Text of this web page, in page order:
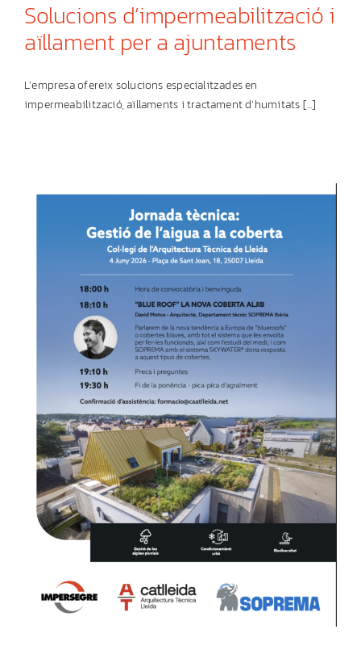
Solucions d’impermeabilització i
aïllament per a ajuntaments
L’empresa ofereix solucions especialitzades en
impermeabilització, aïllaments i tractament d’humitats [...]